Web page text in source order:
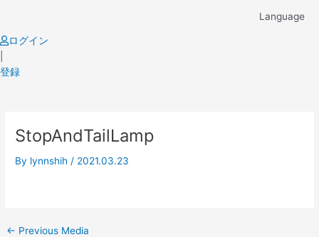
content
Language
ログイン
登録
StopAndTailLamp
By lynnshih / 2021.03.23
navigation
← Previous Media